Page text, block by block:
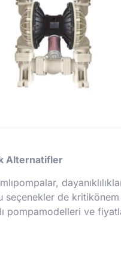
Alternatifler
de kritikönem
pompamodelleri ve